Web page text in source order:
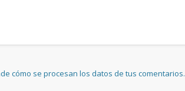
cómo se procesan los datos de tus comentarios.